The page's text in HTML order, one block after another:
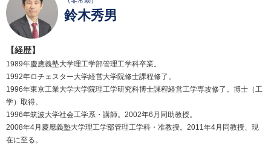
鈴木秀男
【経歴】
1989年慶應義塾大学理工学部管理工学科卒業。
1992年ロチェスター大学経営大学院修士課程修了。
1996年東京工業大学大学院理工学研究科博士課程経営工学専攻修了。博士（工
学）取得。
1996年筑波大学社会工学系・講師。2002年6月同助教授。
2008年4月慶應義塾大学理工学部管理工学科・准教授。2011年4月同教授、現
在に至る。